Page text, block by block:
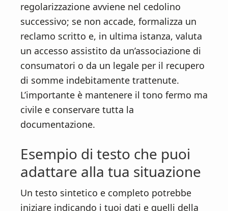
regolarizzazione avviene nel cedolino
successivo; se non accade, formalizza un
reclamo scritto e, in ultima istanza, valuta
un accesso assistito da un’associazione di
consumatori o da un legale per il recupero
di somme indebitamente trattenute.
L’importante è mantenere il tono fermo ma
civile e conservare tutta la
documentazione.
Esempio di testo che puoi
adattare alla tua situazione
Un testo sintetico e completo potrebbe
iniziare indicando i tuoi dati e quelli della